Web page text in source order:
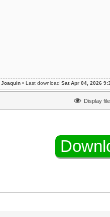
Joaquín• Last download Sat Apr 04, 2026
Display